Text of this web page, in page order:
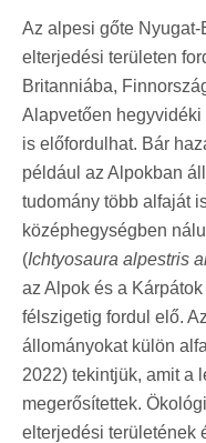
Az alpesi gőte
elterjedési területen
Britanniába,
Alapvetően hegyvidéki
is előfordulhat. Bár
például az Alpokban
tudomány több alfaját
középhegységben
(Ichtyosaura alpestris
az Alpok és a
félszigetig fordul elő.
állományokat külön
2022) tekintjük, amit a
megerősítettek.
elterjedési területének